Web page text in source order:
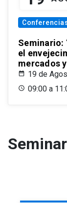
Seminario:
el
mercados
19 de
09:00 a